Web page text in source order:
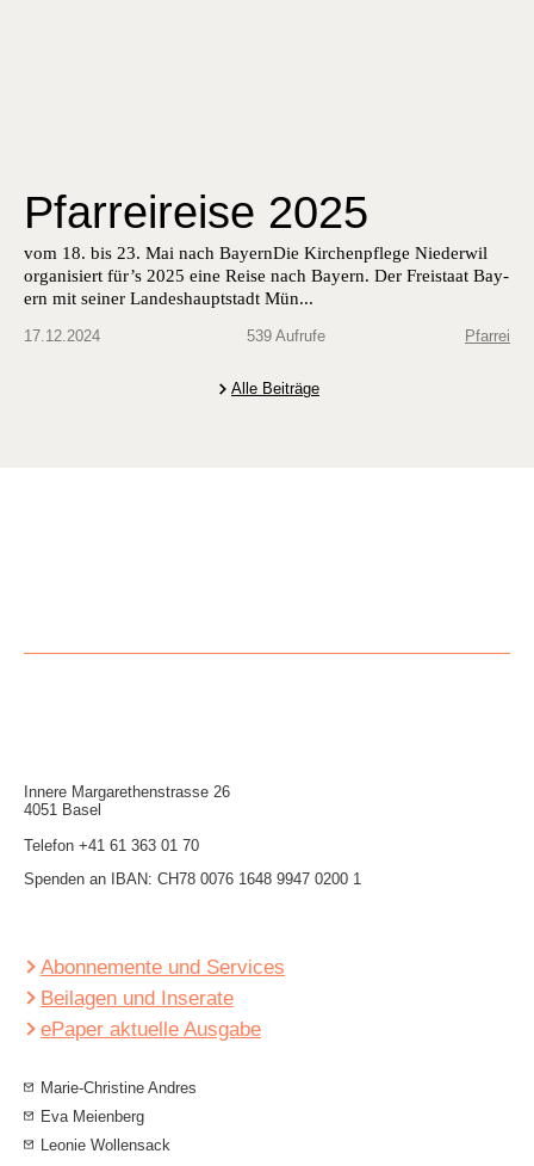
Pfarreireise 2025
vom 18. bis 23. Mai nach Bay­ernDie Kirchenpflege Nieder­wil
organ­isiert für’s 2025 eine Reise nach Bay­ern. Der Freis­taat Bay­
ern mit sein­er Lan­deshaupt­stadt Mün...
17.12.2024 539 Aufrufe Pfarrei
Alle Beiträge
Innere Mar­garethen­strasse 26
4051 Basel
Telefon +41 61 363 01 70
Spenden an IBAN: CH78 0076 1648 9947 0200 1
Abonnemente und Services
Beilagen und Inserate
ePaper aktuelle Ausgabe
Marie-Christine Andres
Eva Meienberg
Leonie Wollensack